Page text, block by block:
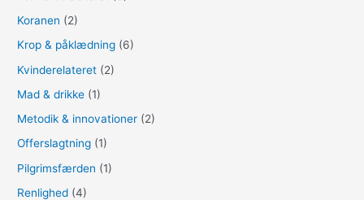
Koranen (2)
Krop & påklædning (6)
Kvinderelateret (2)
Mad & drikke (1)
Metodik & innovationer (2)
Offerslagtning (1)
Pilgrimsfærden (1)
Renlighed (4)